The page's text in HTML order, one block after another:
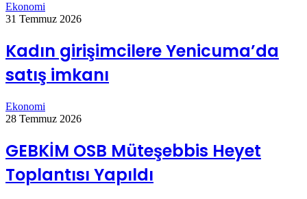
Ekonomi
31 Temmuz 2026
Kadın girişimcilere Yenicuma’da
satış imkanı
Ekonomi
28 Temmuz 2026
GEBKİM OSB Müteşebbis Heyet
Toplantısı Yapıldı